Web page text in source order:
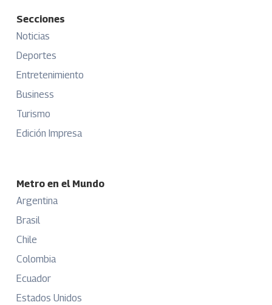
Secciones
Noticias
Deportes
Entretenimiento
Business
Turismo
Edición Impresa
Metro en el Mundo
Argentina
Brasil
Chile
Colombia
Ecuador
Estados Unidos